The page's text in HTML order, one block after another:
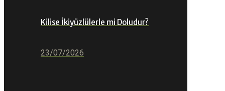
Kilise İkiyüzlülerle mi Doludur?
23/07/2026